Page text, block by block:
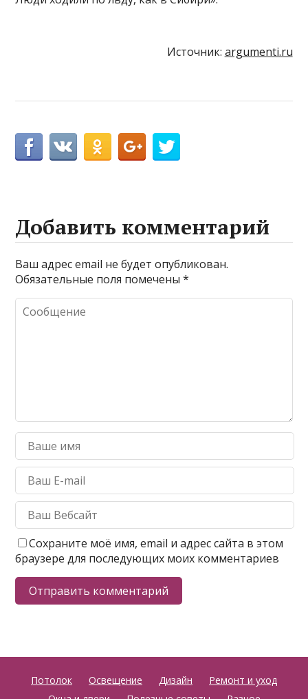
Источник: argumenti.ru
Добавить комментарий
Ваш адрес email не будет опубликован.
Обязательные поля помечены*
Сохраните моё имя, email и адрес сайта в этом
браузере для последующих моих комментариев
Потолок Освещение Дизайн
Ремонт и уход